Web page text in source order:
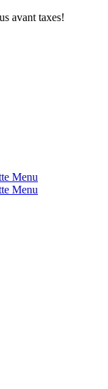
avant taxes!